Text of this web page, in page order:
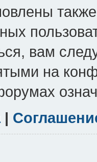
вам
на
|